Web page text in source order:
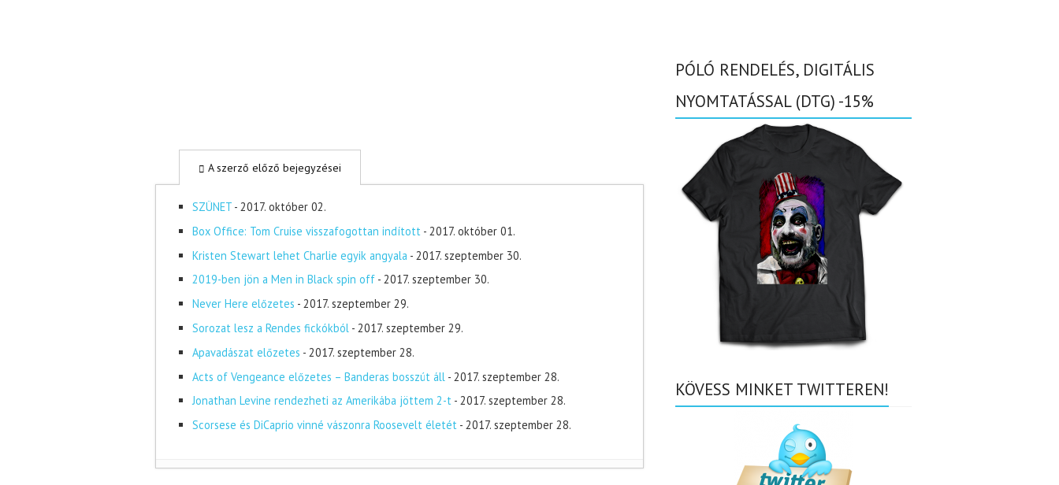
A szerző előző bejegyzései
SZÜNET - 2017. október 02.
Box Office: Tom Cruise visszafogottan indított - 2017. október 01.
Kristen Stewart lehet Charlie egyik angyala - 2017. szeptember 30.
2019-ben jön a Men in Black spin off - 2017. szeptember 30.
Never Here előzetes - 2017. szeptember 29.
Sorozat lesz a Rendes fickókból - 2017. szeptember 29.
Apavadászat előzetes - 2017. szeptember 28.
Acts of Vengeance előzetes – Banderas bosszút áll - 2017. szeptember 28.
Jonathan Levine rendezheti az Amerikába jöttem 2-t - 2017. szeptember 28.
Scorsese és DiCaprio vinné vászonra Roosevelt életét - 2017. szeptember 28.
PÓLÓ RENDELÉS, DIGITÁLIS
NYOMTATÁSSAL (DTG) -15%
KÖVESS MINKET TWITTEREN!